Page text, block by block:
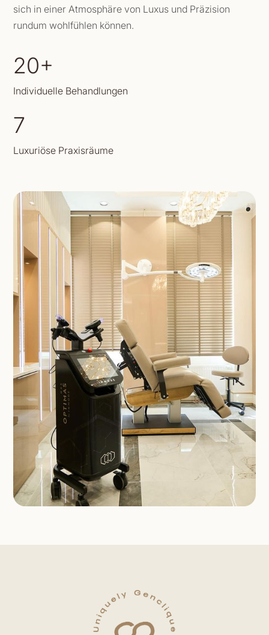
sich in einer Atmosphäre von Luxus und Präzision
rundum wohlfühlen können.
20+
Individuelle Behandlungen
7
Luxuriöse Praxisräume